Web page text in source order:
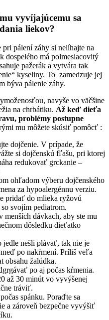
vyvíjajúcemu sa
liekov?
pálení záhy si nelíhajte na
dospelého má polmesiacovitý
pažerák a vytvára tak
kyseliny. To zamedzuje jej
býva pálenie záhy.
navyše vo väčšine
na chrbátiku. Až keď dieťa
problémy postupne
mu môžete skúsiť pomôcť :
dojčenie. V prípade, že
si dojčenskú fľašu, pri ktorej
redukovať grckanie –
ohľadom výberu dojčenského
za hypoalergénnu verziu.
pridať do mlieka ryžovú
svojím pediatrom.
menších dávkach, aby ste mu
dôsledku dieťatko
jedle nešli plávať, tak nie je
po nakŕmení. Príliš veľa
obsahu žalúdka.
po aj počas kŕmenia.
až 30 minút vo vyvýšenej
tráviť.
spánku. Poraďte sa
a zároveň bezpečne vyvýšiť